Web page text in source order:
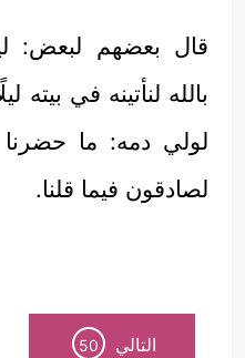
قال بعضهم لبعض:
بالله لنأتينه في بيته
لولي دمه: ما حضرنا
لصادقون فيما قلنا.
التالي 50